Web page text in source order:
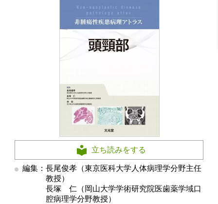
立ち読みをする
編集：長尾俊孝（東京医科大学人体病理学分野主任
教授）
長塚 仁（岡山大学学術研究院医歯薬学域口
腔病理学分野教授）